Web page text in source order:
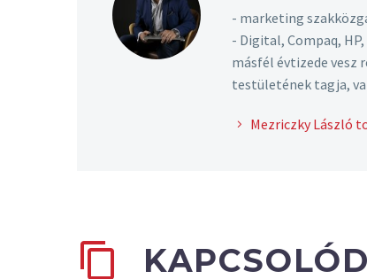
- marketing
- Digital, Compaq,
másfél évtizede vesz
testületének tagja,
Mezriczky László